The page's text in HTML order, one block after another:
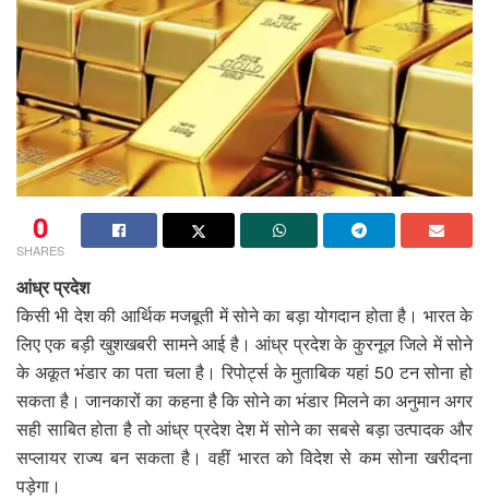
0
SHARES
आंध्र प्रदेश
किसी भी देश की आर्थिक मजबूती में सोने का बड़ा योगदान होता है। भारत के
लिए एक बड़ी खुशखबरी सामने आई है। आंध्र प्रदेश के कुरनूल जिले में सोने
के अकूत भंडार का पता चला है। रिपोर्ट्स के मुताबिक यहां 50 टन सोना हो
सकता है। जानकारों का कहना है कि सोने का भंडार मिलने का अनुमान अगर
सही साबित होता है तो आंध्र प्रदेश देश में सोने का सबसे बड़ा उत्पादक और
सप्लायर राज्य बन सकता है। वहीं भारत को विदेश से कम सोना खरीदना
पड़ेगा।